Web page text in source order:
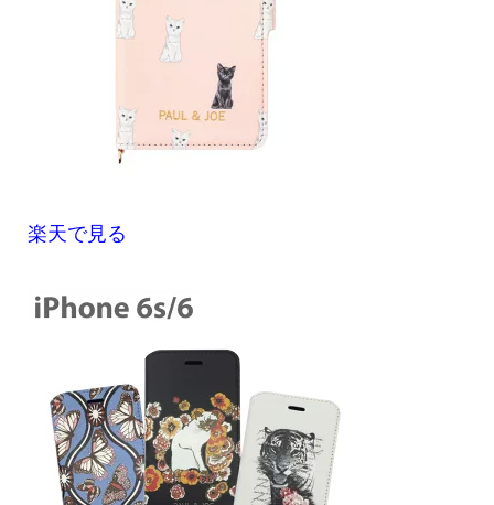
楽天で見る